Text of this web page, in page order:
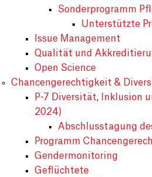
Sonderprogramm
Unterstützte
Issue Management
Qualität und
Open Science
Chancengerechtigkeit &
P-7 Diversität, Inklusion
2024)
Abschlusstagung
Programm
Gendermonitoring
Geflüchtete